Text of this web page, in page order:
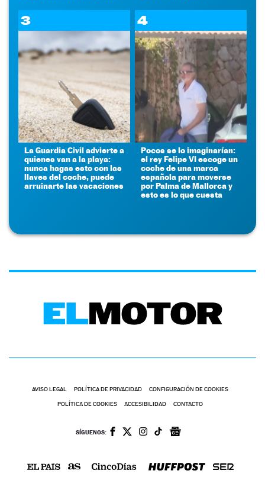
3
La Guardia Civil advierte a
quienes van a la playa:
nunca hagas esto con las
llaves del coche, puede
arruinarte las vacaciones
4
Pocos se lo imaginarían:
el rey Felipe VI escoge un
coche de una marca
española para moverse
por Palma de Mallorca y
esto es lo que cuesta
AVISO LEGAL POLÍTICA DE PRIVACIDAD CONFIGURACIÓN DE COOKIES
POLÍTICA DE COOKIES ACCESIBILIDAD CONTACTO
SÍGUENOS: